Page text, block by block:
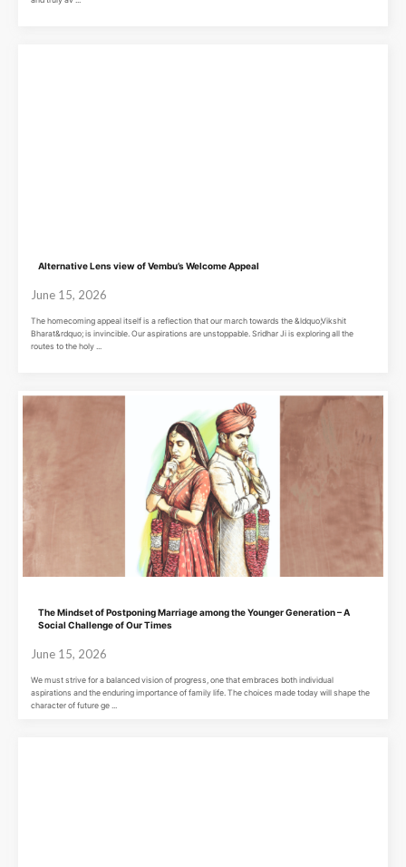
Alternative Lens view of Vembu’s Welcome Appeal
June 15, 2026
The homecoming appeal itself is a reflection that our march towards the &ldquo;Vikshit
Bharat&rdquo; is invincible. Our aspirations are unstoppable. Sridhar Ji is exploring all the
routes to the holy ...
The Mindset of Postponing Marriage among the Younger Generation – A
Social Challenge of Our Times
June 15, 2026
We must strive for a balanced vision of progress, one that embraces both individual
aspirations and the enduring importance of family life. The choices made today will shape the
character of future ge ...